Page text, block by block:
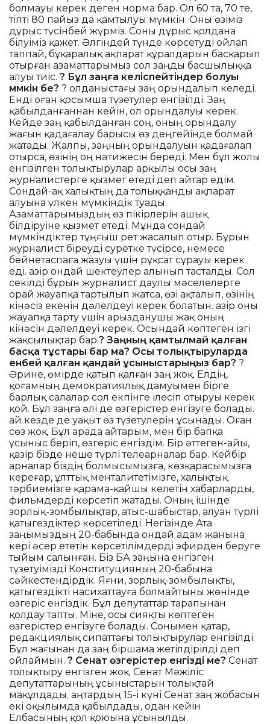
болмауы керек деген норма бар. Ол 60 та, 70 те,
тіпті 80 пайыз да қамтылуы мүмкін. Оны өзіміз
дұрыс түсінбей жүрміз. Соны дұрыс қолдана
білуіміз қажет. Әлгіндей түнде көрсетуді ойлап
таппай, бұқаралық ақпарат құралдарын басқарып
отырған азаматтарымыз сол заңды басшылыққа
алуы тиіс. ? Бұл заңға келіспейтіндер болуы
мүмкін бе? ? Қолданыстағы заң орындалып келеді.
Енді оған қосымша түзетулер енгізілді. Заң
қабылданғаннан кейін, ол орындалуы керек.
Кейде заң қабылданған соң, оның орындалу
жағын қадағалау барысы өз деңгейінде болмай
жатады. Жалпы, заңның орындалуын қадағалап
отырса, өзінің оң нәтижесін береді. Мен бұл жолы
енгізілген толықтырулар арқылы осы заң
журналистерге қызмет етеді деп айтар едім.
Сондай-ақ халықтың да толыққанды ақпарат
алуына үлкен мүмкіндік туады.
Азаматтарымыздың өз пікірлерін ашық
білдіруіне қызмет етеді. Мұнда сондай
мүмкіндіктер тұңғыш рет жасалып отыр. Бұрын
журналист біреуді суретке түсірсе, немесе
бейнетаспаға жазуы үшін рұқсат сұрауы керек
еді. Қазір ондай шектеулер алынып тасталды. Сол
секілді бұрын журналист даулы мәселелерге
орай жауапқа тартылып жатса, өзі ақталып, өзінің
кінәсіз екенін дәлелдеуі керек болатын. Қазір оны
жауапқа тарту үшін арызданушы жақ оның
кінәсін дәлелдеуі керек. Осындай көптеген ізгі
жақсылықтар бар.? Заңның қамтылмай қалған
басқа тұстары бар ма? Осы толықтыруларда
енбей қалған қандай ұсыныстарыңыз бар? ?
Әрине, өмірде қатып қалған заң жоқ. Елдің,
қоғамның демократиялық дамуымен бірге
барлық салалар сол екпінге ілесіп отыруы керек
қой. Бұл заңға әлі де өзгерістер енгізуге болады.
Қай кезде де уақыт өз түзетулерін ұсынады. Оған
сөз жоқ. Бұл арада айтарым, мен бір бапқа
ұсыныс беріп, өзгеріс енгіздім. Бір әттеген-айы,
қазір бізде неше түрлі телеарналар бар. Кейбір
арналар біздің болмысымызға, көзқарасымызға
кереғар, ұлттық менталитетімізге, халықтық
тәрбиемізге қарама-қайшы келетін хабарларды,
фильмдерді көрсетіп жатады. Оның ішінде
зорлық-зомбылықтар, атыс-шабыстар, алуан түрлі
қатыгездіктер көрсетіледі. Негізінде Ата
заңымыздың 20-бабында ондай адам жанына
кері әсер ететін көрсетілімдерді эфирден беруге
тыйым салынған. Біз БАҚ заңына енгізген
түзетуімізді Конституцияның 20-бабына
сәйкестендірдік. Яғни, зорлық-зомбылықты,
қатыгездікті насихаттауға болмайтыны жөнінде
өзгеріс енгіздік. Бұл депутаттар тарапынан
қолдау тапты. Міне, осы сияқты көптеген
өзгерістер енгізуге болады. Сонымен қатар,
редакциялық сипаттағы толықтырулар енгізілді.
Бұл жағынан да заң біршама жетілдірілді деп
ойлаймын. ? Сенат өзгерістер енгізді ме? Сенат
толықтыру енгізген жоқ. Сенат Мәжіліс
депутаттарының ұсыныстарын толықтай
мақұлдады. Қаңтардың 15-і күні Сенат заң жобасын
екі оқылымда қабылдады, одан кейін
Елбасының қол қоюына ұсынылды.